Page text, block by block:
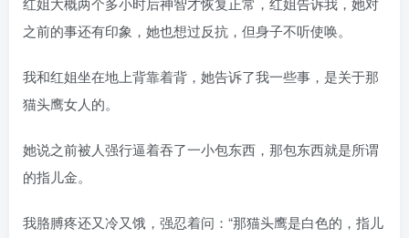
之前的事还有印象，她也想过反抗，但身子不听使唤。
我和红姐坐在地上背靠着背，她告诉了我一些事，是关于那
猫头鹰女人的。
她说之前被人强行逼着吞了一小包东西，那包东西就是所谓
的指儿金。
我胳膊疼还又冷又饿，强忍着问：“那猫头鹰是白色的，指儿